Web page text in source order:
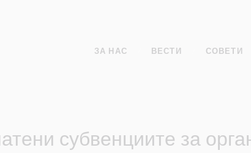
ЗА НАС ВЕСТИ СОВЕТИ
субвенциите за